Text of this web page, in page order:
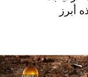
أبرز